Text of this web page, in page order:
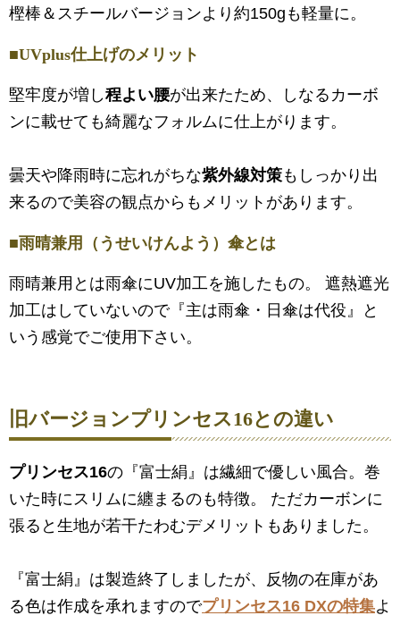
樫棒＆スチールバージョンより約150gも軽量に。
■UVplus仕上げのメリット
堅牢度が増し程よい腰が出来たため、しなるカーボ
ンに載せても綺麗なフォルムに仕上がります。
曇天や降雨時に忘れがちな紫外線対策もしっかり出
来るので美容の観点からもメリットがあります。
■雨晴兼用（うせいけんよう）傘とは
雨晴兼用とは雨傘にUV加工を施したもの。 遮熱遮光
加工はしていないので『主は雨傘・日傘は代役』と
いう感覚でご使用下さい。
旧バージョンプリンセス16との違い
プリンセス16の『富士絹』は繊細で優しい風合。巻
いた時にスリムに纏まるのも特徴。 ただカーボンに
張ると生地が若干たわむデメリットもありました。
『富士絹』は製造終了しましたが、反物の在庫があ
る色は作成を承れますのでプリンセス16 DXの特集よ